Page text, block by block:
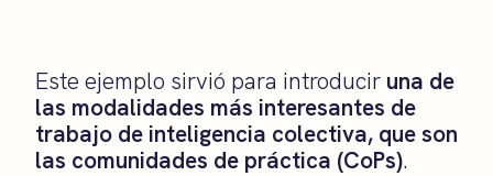
Este ejemplo sirvió para introducir una de
las modalidades más interesantes de
trabajo de inteligencia colectiva, que son
las comunidades de práctica (CoPs).